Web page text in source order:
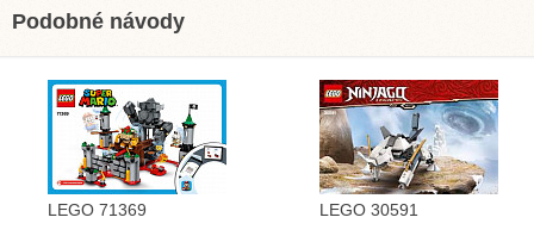
Podobné návody
LEGO 71369 LEGO 30591